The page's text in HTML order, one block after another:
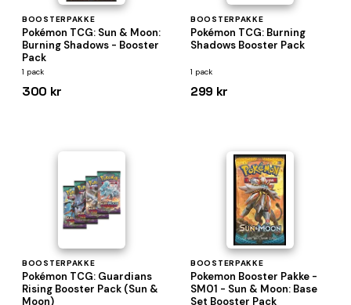
BOOSTERPAKKE
Pokémon TCG: Sun & Moon:
Burning Shadows - Booster
Pack
1 pack
300 kr
BOOSTERPAKKE
Pokémon TCG: Burning
Shadows Booster Pack
1 pack
299 kr
BOOSTERPAKKE
Pokémon TCG: Guardians
Rising Booster Pack (Sun &
Moon)
BOOSTERPAKKE
Pokemon Booster Pakke -
SM01 - Sun & Moon: Base
Set Booster Pack